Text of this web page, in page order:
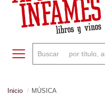
Toggle navigation
Inicio MÚSICA